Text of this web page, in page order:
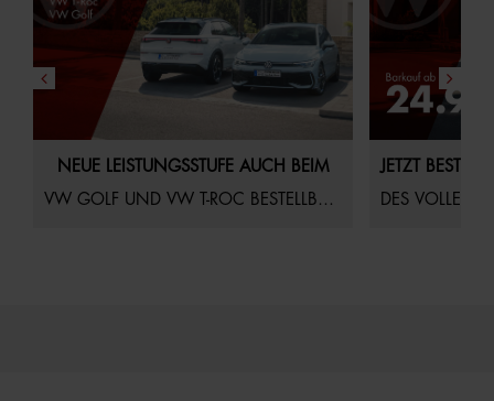
NEUE LEISTUNGSSTUFE AUCH BEIM
VW GOLF UND VW T-ROC BESTELLBAR!
DES